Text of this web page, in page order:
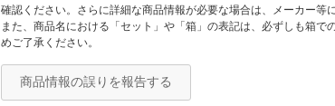
確認ください。さらに詳細な商品情報が必要な場合は、メーカー等
また、商品名における「セット」や「箱」の表記は、必ずしも箱
めご了承ください。
商品情報の誤りを報告する